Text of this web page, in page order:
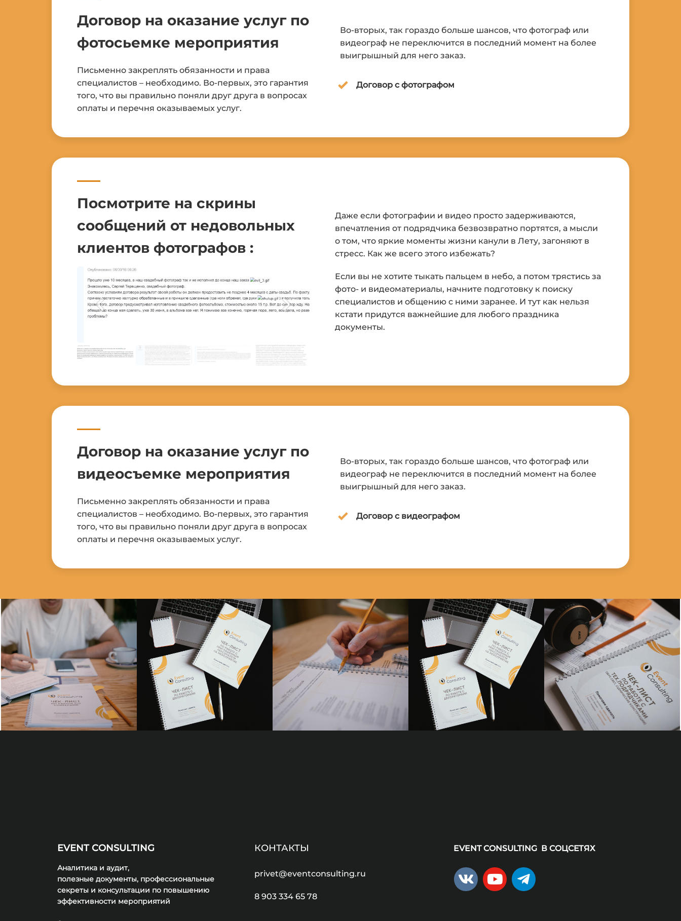
Договор на оказание услуг по
фотосьемке мероприятия
Письменно закреплять обязанности и права
специалистов – необходимо. Во-первых, это гарантия
того, что вы правильно поняли друг друга в вопросах
оплаты и перечня оказываемых услуг.
Во-вторых, так гораздо больше шансов, что фотограф или
видеограф не переключится в последний момент на более
выигрышный для него заказ.
Договор с фотографом
Посмотрите на скрины
сообщений от недовольных
клиентов фотографов :
Даже если фотографии и видео просто задерживаются,
впечатления от подрядчика безвозвратно портятся, а мысли
о том, что яркие моменты жизни канули в Лету, загоняют в
стресс. Как же всего этого избежать?
Если вы не хотите тыкать пальцем в небо, а потом трястись за
фото- и видеоматериалы, начните подготовку к поиску
специалистов и общению с ними заранее. И тут как нельзя
кстати придутся важнейшие для любого праздника
документы.
Договор на оказание услуг по
видеосъемке мероприятия
Письменно закреплять обязанности и права
специалистов – необходимо. Во-первых, это гарантия
того, что вы правильно поняли друг друга в вопросах
оплаты и перечня оказываемых услуг.
Во-вторых, так гораздо больше шансов, что фотограф или
видеограф не переключится в последний момент на более
выигрышный для него заказ.
Договор с видеографом
EVENT CONSULTING
Аналитика и аудит,
полезные документы, профессиональные
секреты и консультации по повышению
эффективности мероприятий
КОНТАКТЫ
privet@eventconsulting.ru
8 903 334 65 78
EVENT CONSULTING В СОЦСЕТЯХ